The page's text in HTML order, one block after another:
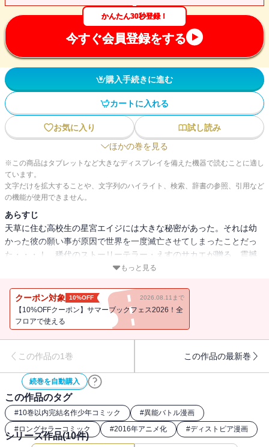
かんたん30秒登録！
今すぐ会員登録をする
購入手続きに進む
カートに入れる
お気に入り
試し読み
ほかの巻を見る
※この商品はタブレットなど大きなディスプレイを備えた機器で読むことに適し
ています。
文字だけを拡大することや、文字列のハイライト、検索、辞書の参照、引用など
の機能が使用できません。
あらすじ
天草に住む高校生の星宮エイジには大きな秘密があった。それは幼
かった彼の願い事が原因で世界を一度滅亡させてしまったことだっ
た・・・！ 稀代のストーリーテラー・えすのサカエが贈る、震撼
のサスペンス異能力バトル！
もっと見る
クーポン対象 10%OFF 2026.08.11まで
【10%OFFクーポン】サマーブックフェス2026！全
フロアで使える
この作品の1巻 この作品の最新巻
続巻を自動購入
この作品のタグ
#10巻以内完結名作少年コミック #異能バトル漫画
#ロングセラーコミック #2016年アニメ化 #ディストピア漫画
シリーズ作品(10件)